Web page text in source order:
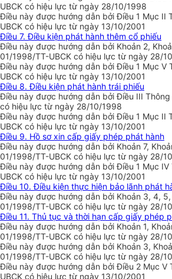
UBCK có hiệu lực từ ngày 28/10/1998
Điều này được hướng dẫn bởi Điều 1 Mục II
UBCK có hiệu lực từ ngày 13/10/2001
Điều 7. Điều kiện phát hành thêm cổ phiếu
Điều này được hướng dẫn bởi Khoản 2,
01/1998/TT-UBCK có hiệu lực từ ngày 28/
Điều này được hướng dẫn bởi Điều 1 Mục V
UBCK có hiệu lực từ ngày 13/10/2001
Điều 8. Điều kiện phát hành trái phiếu
Điều này được hướng dẫn bởi Điều III
có hiệu lực từ ngày 28/10/1998
Điều này được hướng dẫn bởi Điều 1 Mục II
UBCK có hiệu lực từ ngày 13/10/2001
Điều 9. Hồ sơ xin cấp giấy phép phát hành
Điều này được hướng dẫn bởi Khoản 7,
01/1998/TT-UBCK có hiệu lực từ ngày 28/
Điều này được hướng dẫn bởi Điều 1 Mục
UBCK có hiệu lực từ ngày 13/10/2001
Điều 10. Điều kiện thực hiện bảo lãnh phát
Điều này được hướng dẫn bởi Khoản 3, 4,
01/1998/TT-UBCK có hiệu lực từ ngày 28/
Điều 11. Thủ tục và thời hạn cấp giấy phép
Điều này được hướng dẫn bởi Khoản 1,
01/1998/TT-UBCK có hiệu lực từ ngày 28/
Điều này được hướng dẫn bởi Khoản 3,
01/1998/TT-UBCK có hiệu lực từ ngày 28/
Điều này được hướng dẫn bởi Điều 2 Mục V
UBCK có hiệu lực từ ngày 13/10/2001